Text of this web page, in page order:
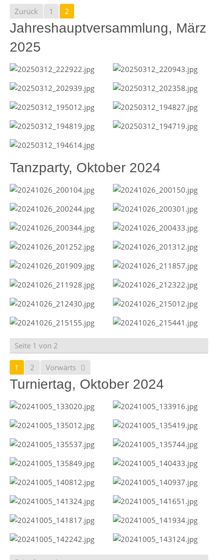
Zurück 1 2
Jahreshauptversammlung, März
2025
Tanzparty, Oktober 2024
Seite 1 von 2
1 2 Vorwärts
Turniertag, Oktober 2024